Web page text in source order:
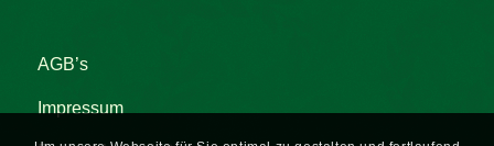
AGB’s
Impressum